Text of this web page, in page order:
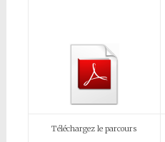
Téléchargez le parcours